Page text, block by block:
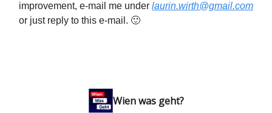
improvement, e-mail me under laurin.wirth@gmail.com
or just reply to this e-mail. 🙂
Wien was geht?